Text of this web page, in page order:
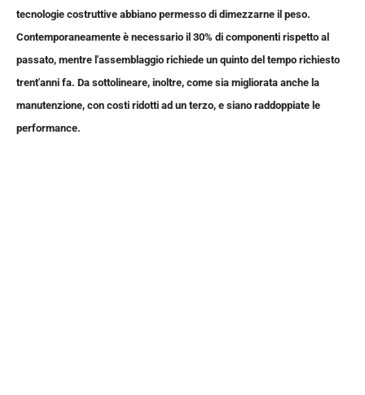
tecnologie costruttive abbiano permesso di dimezzarne il peso.
Contemporaneamente è necessario il 30% di componenti rispetto al
passato, mentre l'assemblaggio richiede un quinto del tempo richiesto
trent'anni fa. Da sottolineare, inoltre, come sia migliorata anche la
manutenzione, con costi ridotti ad un terzo, e siano raddoppiate le
performance.